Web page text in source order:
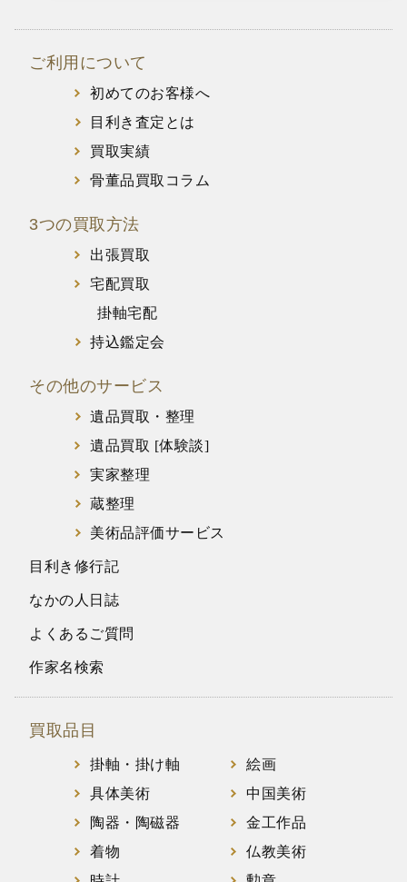
ご利用について
初めてのお客様へ
目利き査定とは
買取実績
骨董品買取コラム
3つの買取方法
出張買取
宅配買取
掛軸宅配
持込鑑定会
その他のサービス
遺品買取・整理
遺品買取 [体験談]
実家整理
蔵整理
美術品評価サービス
目利き修行記
なかの人日誌
よくあるご質問
作家名検索
買取品目
掛軸・掛け軸
絵画
具体美術
中国美術
陶器・陶磁器
金工作品
着物
仏教美術